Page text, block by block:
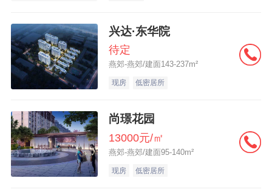
兴达·东华院
待定
燕郊-燕郊/建面143-237m²
现房 低密居所
尚璟花园
13000元/㎡
燕郊-燕郊/建面95-140m²
现房 低密居所